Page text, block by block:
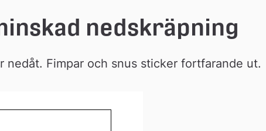
nedskräpning
Fimpar och snus sticker fortfarande ut.